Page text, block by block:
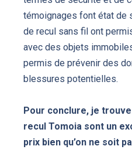
témoignages font état de
de recul sans fil ont
avec des objets
permis de prévenir des
blessures potentielles.
Pour conclure, je
recul Tomoia sont un
prix bien qu’on ne soit